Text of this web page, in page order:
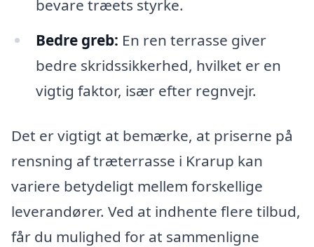
bevare træets styrke.
Bedre greb: En ren terrasse giver
bedre skridssikkerhed, hvilket er en
vigtig faktor, især efter regnvejr.
Det er vigtigt at bemærke, at priserne på
rensning af træterrasse i Krarup kan
variere betydeligt mellem forskellige
leverandører. Ved at indhente flere tilbud,
får du mulighed for at sammenligne